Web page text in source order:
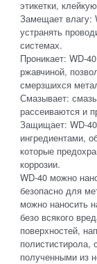
этикетки,
Замещает влагу:
устранять
системах.
Проникает: WD-
ржавчиной,
смерзшихся
Смазывает:
рассеиваются и
Защищает: WD-
ингредиентами,
которые
коррозии.
WD-40 можно
безопасно для
можно наносить
безо всякого
поверхностей,
полистистирола,
полученными из